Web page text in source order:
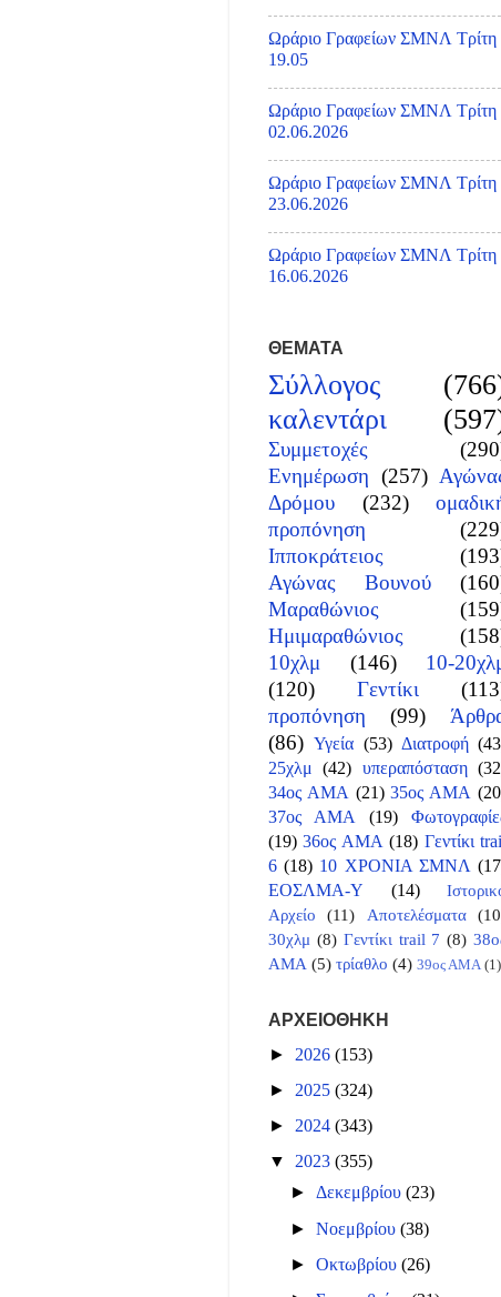
Ωράριο Γραφείων ΣΜΝΛ Τρίτη
19.05
Ωράριο Γραφείων ΣΜΝΛ Τρίτη
02.06.2026
Ωράριο Γραφείων ΣΜΝΛ Τρίτη
23.06.2026
Ωράριο Γραφείων ΣΜΝΛ Τρίτη
16.06.2026
ΘΕΜΑΤΑ
Σύλλογος
καλεντάρι
Συμμετοχές
Ενημέρωση (257)
Δρόμου
(232)
προπόνηση
Ιπποκράτειος
Αγώνας Βουνού
Μαραθώνιος
Ημιμαραθώνιος
10χλμ
(146)
10-
(120)
Γεντίκι
προπόνηση
(99)
(86) Υγεία (53) Διατροφή
25χλμ (42) υπεραπόσταση
34ος ΑΜΑ (21) 35ος ΑΜΑ
37ος ΑΜΑ
(19)
(19) 36ος ΑΜΑ (18) Γεντίκι
6 (18) 10 ΧΡΟΝΙΑ ΣΜΝΛ
ΕΟΣΛΜΑ-Υ
(14)
Αρχείο
(11) Αποτελέσματα
30χλμ (8) Γεντίκι trail 7 (8)
ΑΜΑ (5) τρίαθλο (4) 39ος ΑΜΑ (1)
ΑΡΧΕΙΟΘΗΚΗ
► 2026 (153)
► 2025 (324)
► 2024 (343)
▼ 2023 (355)
► Δεκεμβρίου(23)
►Νοεμβρίου(38)
►Οκτωβρίου(26)